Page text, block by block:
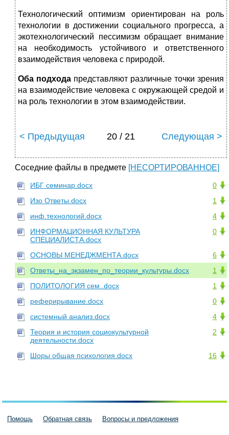
Технологический оптимизм ориентирован на роль
технологии в достижении социального прогресса, а
экотехнологический пессимизм обращает внимание
на необходимость устойчивого и ответственного
взаимодействия человека с природой.
Оба подхода представляют различные точки зрения
на взаимодействие человека с окружающей средой и
на роль технологии в этом взаимодействии.
< Предыдущая 20 / 21 Следующая >
Соседние файлы в предмете [НЕСОРТИРОВАННОЕ]
0
ИБГ семинар.docx
1
Изо Ответы.docx
4
инф.технологий.docx
0
ИНФОРМАЦИОННАЯ КУЛЬТУРА
СПЕЦИАЛИСТА.docx
6
ОСНОВЫ МЕНЕДЖМЕНТА.docx
1
Ответы_на_экзамен_по_теории_культуры.docx
1
ПОЛИТОЛОГИЯ сем..docx
0
реферирывание.docx
4
системный анализ.docx
2
Теория и история социокультурной
деятельности.docx
16
Шоры общая психология.docx
Помощь Обратная связь Вопросы и предложения